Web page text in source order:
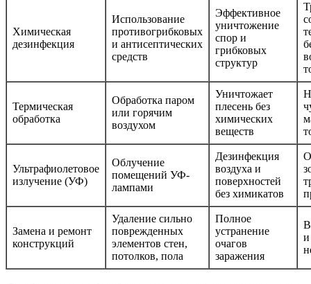
Химическая
дезинфекция
Использование
противогрибковых
и антисептических
средств
Эффективное
уничтожение
спор и
грибковых
структур
Термическая
обработка
Обработка паром
или горячим
воздухом
Уничтожает
плесень без
химических
веществ
Ультрафиолетовое
излучение (УФ)
Облучение
помещений УФ-
лампами
Дезинфекция
воздуха и
поверхностей
без химикатов
Замена и ремонт
конструкций
Удаление сильно
поврежденных
элементов стен,
потолков, пола
Полное
устранение
очагов
заражения